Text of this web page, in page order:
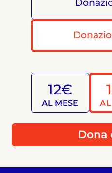
12€
AL MESE AL
Dona